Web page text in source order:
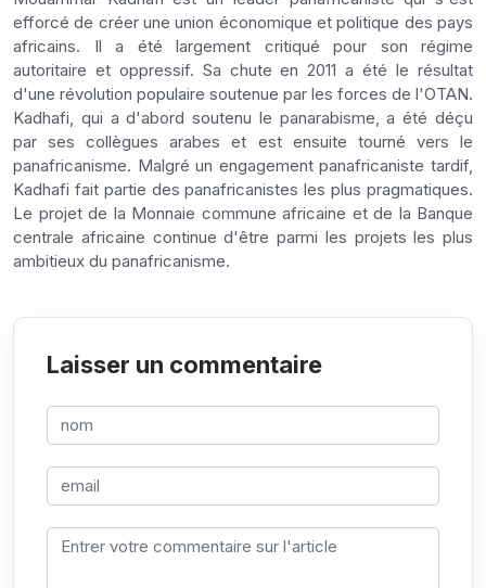
efforcé de créer une union économique et politique des pays
africains. Il a été largement critiqué pour son régime
autoritaire et oppressif. Sa chute en 2011 a été le résultat
d'une révolution populaire soutenue par les forces de l'OTAN.
Kadhafi, qui a d'abord soutenu le panarabisme, a été déçu
par ses collègues arabes et est ensuite tourné vers le
panafricanisme. Malgré un engagement panafricaniste tardif,
Kadhafi fait partie des panafricanistes les plus pragmatiques.
Le projet de la Monnaie commune africaine et de la Banque
centrale africaine continue d'être parmi les projets les plus
ambitieux du panafricanisme.
Laisser un commentaire